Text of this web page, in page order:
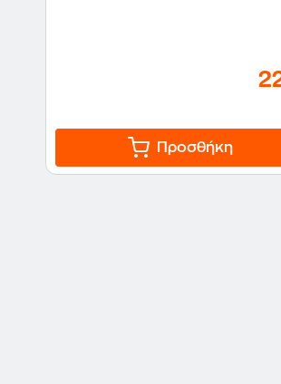
Προσθήκη